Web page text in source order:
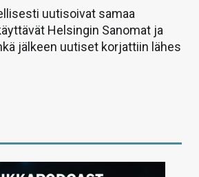
uutisoivat samaa
Helsingin Sanomat ja
jälkeen uutiset korjattiin lähes